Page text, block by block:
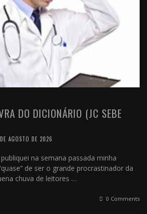
DO DICIONÁRIO (JC SEBE
AGOSTO DE 2026
na semana passada minha
de ser o grande procrastinador da
chuva de leitores …
0 Comments